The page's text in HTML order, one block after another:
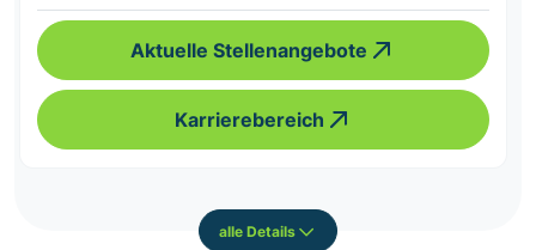
Aktuelle Stellenangebote
Karrierebereich
alle Details